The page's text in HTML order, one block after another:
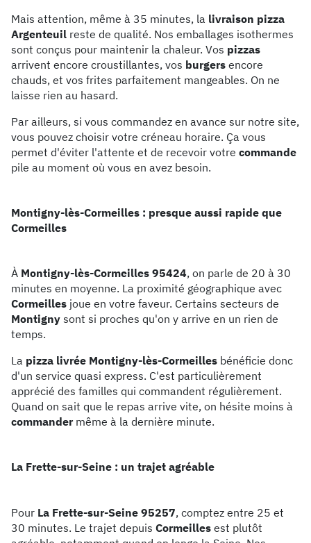
Mais attention, même à 35 minutes, la livraison pizza
Argenteuil reste de qualité. Nos emballages isothermes
sont conçus pour maintenir la chaleur. Vos pizzas
arrivent encore croustillantes, vos burgers encore
chauds, et vos frites parfaitement mangeables. On ne
laisse rien au hasard.
Par ailleurs, si vous commandez en avance sur notre site,
vous pouvez choisir votre créneau horaire. Ça vous
permet d'éviter l'attente et de recevoir votre commande
pile au moment où vous en avez besoin.
Montigny-lès-Cormeilles : presque aussi rapide que
Cormeilles
À Montigny-lès-Cormeilles 95424, on parle de 20 à 30
minutes en moyenne. La proximité géographique avec
Cormeilles joue en votre faveur. Certains secteurs de
Montigny sont si proches qu'on y arrive en un rien de
temps.
La pizza livrée Montigny-lès-Cormeilles bénéficie donc
d'un service quasi express. C'est particulièrement
apprécié des familles qui commandent régulièrement.
Quand on sait que le repas arrive vite, on hésite moins à
commandermême à la dernière minute.
La Frette-sur-Seine : un trajet agréable
Pour La Frette-sur-Seine 95257, comptez entre 25 et
30 minutes. Le trajet depuis Cormeilles est plutôt